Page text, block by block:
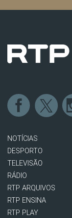
NOTÍCIAS
DESPORTO
TELEVISÃO
RÁDIO
RTP ARQUIVOS
RTP ENSINA
RTP PLAY